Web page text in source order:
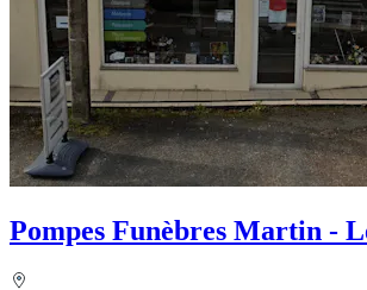
Pompes Funèbres Martin -